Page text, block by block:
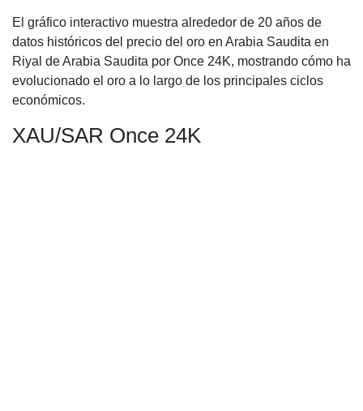
El gráfico interactivo muestra alrededor de 20 años de
datos históricos del precio del oro en Arabia Saudita en
Riyal de Arabia Saudita por Once 24K, mostrando cómo ha
evolucionado el oro a lo largo de los principales ciclos
económicos.
XAU/SAR Once 24K